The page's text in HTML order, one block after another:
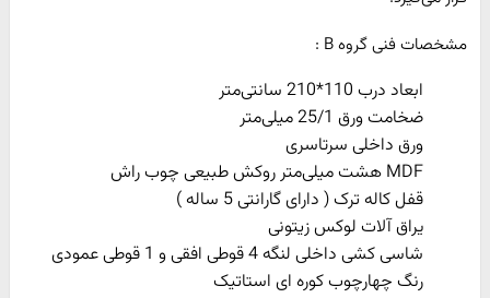
مشخصات فنی گروه B :
ابعاد درب 110*210 سانتی‌متر
ضخامت ورق 25/1 میلی‌متر
ورق داخلی سرتاسری
MDF هشت میلی‌متر روکش طبیعی چوب راش
قفل کاله ترک ( دارای گارانتی 5 ساله )
یراق آلات لوکس زیتونی
شاسی کشی داخلی لنگه 4 قوطی افقی و 1 قوطی عمودی
رنگ چهارچوب کوره ای استاتیک